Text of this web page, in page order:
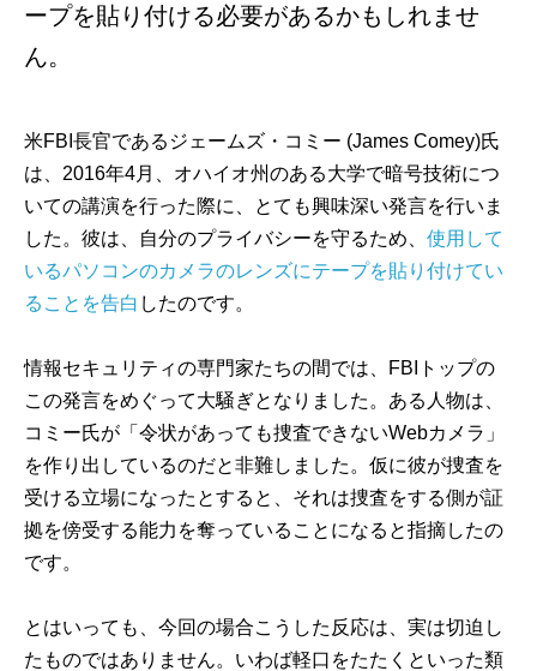
ープを貼り付ける必要があるかもしれませ
ん。
米FBI長官であるジェームズ・コミー (James Comey)氏
は、2016年4月、オハイオ州のある大学で暗号技術につ
いての講演を行った際に、とても興味深い発言を行いま
した。彼は、自分のプライバシーを守るため、 使用して
いるパソコンのカメラのレンズにテープを貼り付けてい
ることを告白 したのです。
情報セキュリティの専門家たちの間では、FBIトップの
この発言をめぐって大騒ぎとなりました。ある人物は、
コミー氏が「令状があっても捜査できないWebカメラ」
を作り出しているのだと非難しました。仮に彼が捜査を
受ける立場になったとすると、それは捜査をする側が証
拠を傍受する能力を奪っていることになると指摘したの
です。
とはいっても、今回の場合こうした反応は、実は切迫し
たものではありません。いわば軽口をたたくといった類